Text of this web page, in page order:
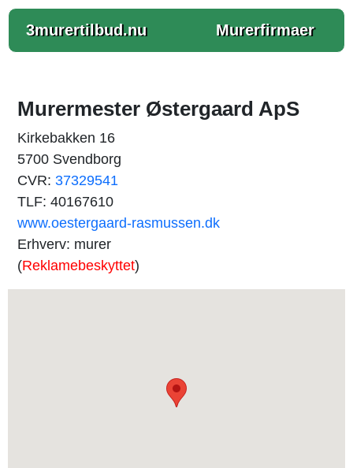
3murertilbud.nu Murerfirmaer
Murermester Østergaard ApS
Kirkebakken 16
5700 Svendborg
CVR: 37329541
TLF: 40167610
www.oestergaard-rasmussen.dk
Erhverv: murer
(Reklamebeskyttet)